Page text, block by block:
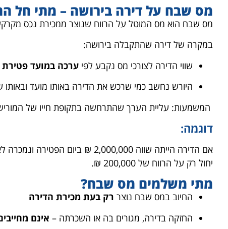
מס שבח על דירה בירושה – מתי חל
מס שבח הוא מס המוטל על הרווח שנוצר ממכירת נכס
במקרה של דירה שהתקבלה בירושה:
שווי הדירה לצורכי מס נקבע לפי ערכה במועד פטירת
היורש נחשב כמי שרכש את הדירה באותו מועד ובאותו
המשמעות: עליית הערך שהתרחשה בתקופת חייו של
דוגמה:
יחול רק על הרווח של 200,000 ₪.
מתי משלמים מס שבח?
החיוב במס שבח נוצר רק בעת מכירת הדירה
החזקה בדירה, מגורים בה או השכרתה – אינם